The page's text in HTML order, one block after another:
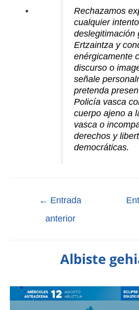
Rechazamos
cualquier
deslegitimación
Ertzaintza y
enérgicamente
discurso o
señale
pretenda
Policía vasca
cuerpo ajeno a
vasca o
derechos y
democráticas.
← Entrada
anterior
Albiste